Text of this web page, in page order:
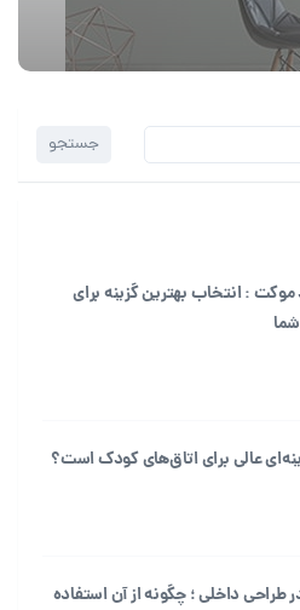
جستجو
موکت : انتخاب بهترین گزینه برای
عالی برای اتاق‌های کودک است؟
طراحی داخلی ؛ چگونه از آن استفاده